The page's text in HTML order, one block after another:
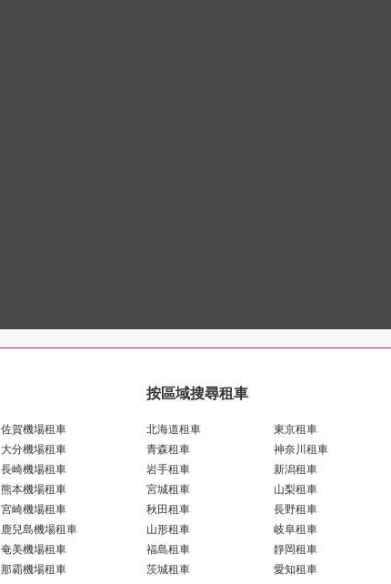
佐賀機場租車
大分機場租車
長崎機場租車
熊本機場租車
宮崎機場租車
鹿兒島機場租車
奄美機場租車
那霸機場租車
按區域搜尋租車
北海道租車
青森租車
岩手租車
宮城租車
秋田租車
山形租車
福島租車
茨城租車
東京租車
神奈川租車
新潟租車
山梨租車
長野租車
岐阜租車
靜岡租車
愛知租車